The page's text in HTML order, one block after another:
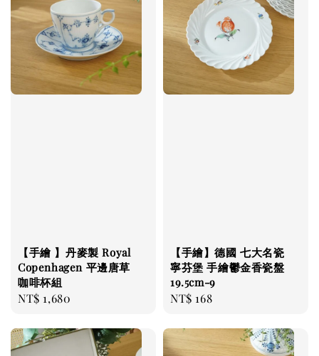
【手繪 】丹麥製 Royal
Copenhagen 平邊唐草
咖啡杯組
Regular
NT$ 1,680
【手繪】德國 七大名瓷
寧芬堡 手繪鬱金香瓷盤
19.5cm-9
Regular
NT$ 168